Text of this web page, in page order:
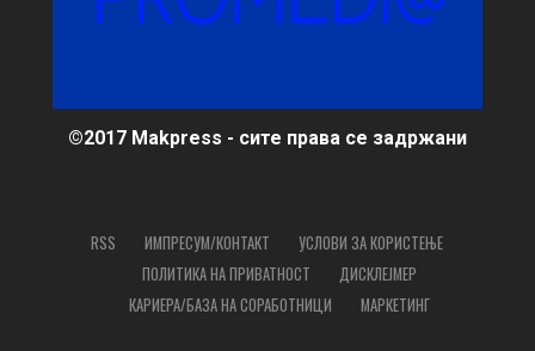
©2017 Makpress - сите права се задржани
RSS ИМПРЕСУМ/КОНТАКТ
УСЛОВИ ЗА КОРИСТЕЊЕ
ПОЛИТИКА НА ПРИВАТНОСТ
ДИСКЛЕЈМЕР
КАРИЕРА/БАЗА НА СОРАБОТНИЦИ
МАРКЕТИНГ